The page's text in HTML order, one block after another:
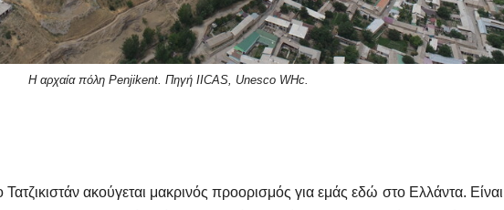
Η αρχαία πόλη Penjikent. Πηγή IICAS, Unesco WHc.
ακούγεται μακρινός προορισμός για εμάς εδώ στο Ελλάντα. Είναι